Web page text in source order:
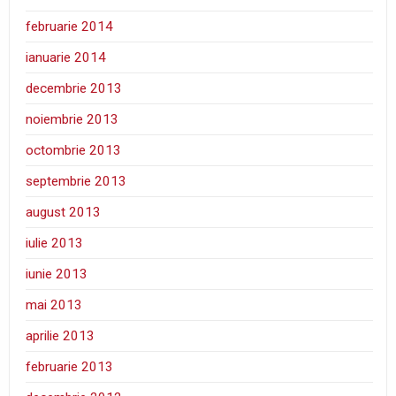
februarie 2014
ianuarie 2014
decembrie 2013
noiembrie 2013
octombrie 2013
septembrie 2013
august 2013
iulie 2013
iunie 2013
mai 2013
aprilie 2013
februarie 2013